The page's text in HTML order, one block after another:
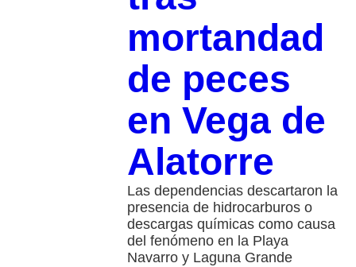
mortandad
de peces
en Vega de
Alatorre
Las dependencias descartaron la
presencia de hidrocarburos o
descargas químicas como causa
del fenómeno en la Playa
Navarro y Laguna Grande